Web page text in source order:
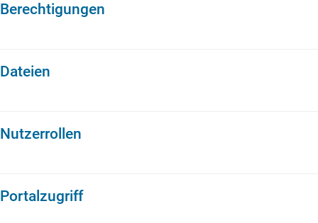
Berechtigungen
Dateien
Nutzerrollen
Portalzugriff